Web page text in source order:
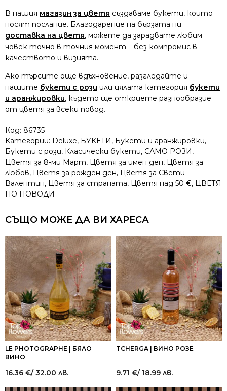
В нашия магазин за цветя създаваме букети, които
носят послание. Благодарение на бързата ни
доставка на цветя, можете да зарадвате любим
човек точно в точния момент – без компромис в
качеството и визията.
Ако търсите още вдъхновение, разгледайте и
нашите букети с рози или цялата категория букети
и аранжировки, където ще откриете разнообразие
от цветя за всеки повод.
Код: 86735
Категории: Deluxe, БУКЕТИ, Букети и аранжировки,
Букети с рози, Класически букети, САМО РОЗИ,
Цветя за 8-ми Март, Цветя за имен ден, Цветя за
любов, Цветя за рожден ден, Цветя за Свети
Валентин, Цветя за страната, Цветя над 50 €, ЦВЕТЯ
ПО ПОВОДИ
СЪЩО МОЖЕ ДА ВИ ХАРЕСА
LE PHOTOGRAPHE | БЯЛО
ВИНО
16.36 €/ 32.00 лв.
TCHERGA | ВИНО РОЗЕ
9.71 €/ 18.99 лв.